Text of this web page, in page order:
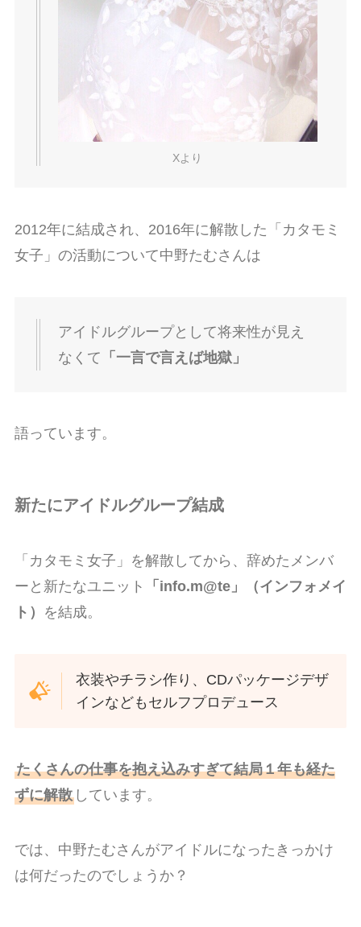
Xより
2012年に結成され、2016年に解散した「カタモミ
女子」の活動について中野たむさんは
アイドルグループとして将来性が見え
なくて 「一言で言えば地獄」
語っています。
新たにアイドルグループ結成
「カタモミ女子」を解散してから、辞めたメンバ
ーと新たなユニット
「info.m@te」（インフォメイ
ト）
を結成。
衣装やチラシ作り、CDパッケージデザ
インなどもセルフプロデュース
たくさんの仕事を抱え込みすぎて結局１年も経た
ずに解散しています。
では、中野たむさんがアイドルになったきっかけ
は何だったのでしょうか？